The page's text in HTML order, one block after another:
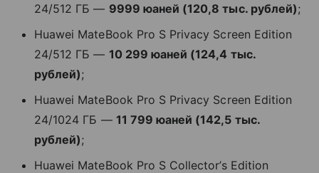
24/512 ГБ — 9999 юаней (120,8 тыс. рублей);
Huawei MateBook Pro S Privacy Screen Edition
24/512 ГБ — 10 299 юаней (124,4 тыс.
рублей);
Huawei MateBook Pro S Privacy Screen Edition
24/1024 ГБ — 11 799 юаней (142,5 тыс.
рублей);
Huawei MateBook Pro S Collector’s Edition